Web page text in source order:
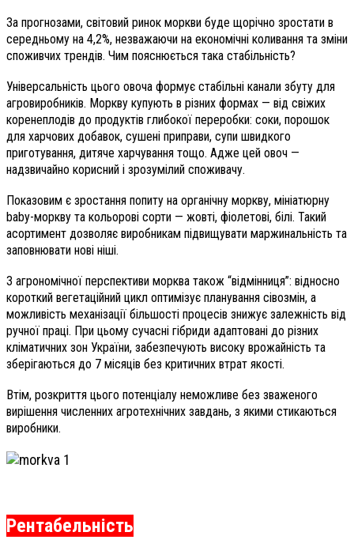
За прогнозами, світовий ринок моркви буде щорічно зростати в
середньому на 4,2%, незважаючи на економічні коливання та зміни
споживчих трендів. Чим пояснюється така стабільність?
Універсальність цього овоча формує стабільні канали збуту для
агровиробників. Моркву купують в різних формах — від свіжих
коренеплодів до продуктів глибокої переробки: соки, порошок
для харчових добавок, сушені приправи, супи швидкого
приготування, дитяче харчування тощо. Адже цей овоч —
надзвичайно корисний і зрозумілий споживачу.
Показовим є зростання попиту на органічну моркву, мініатюрну
baby-моркву та кольорові сорти — жовті, фіолетові, білі. Такий
асортимент дозволяє виробникам підвищувати маржинальність та
заповнювати нові ніші.
З агрономічної перспективи морква також “відмінниця”: відносно
короткий вегетаційний цикл оптимізує планування сівозмін, а
можливість механізації більшості процесів знижує залежність від
ручної праці. При цьому сучасні гібриди адаптовані до різних
кліматичних зон України, забезпечують високу врожайність та
зберігаються до 7 місяців без критичних втрат якості.
Втім, розкриття цього потенціалу неможливе без зваженого
вирішення численних агротехнічних завдань, з якими стикаються
виробники.
Рентабельність